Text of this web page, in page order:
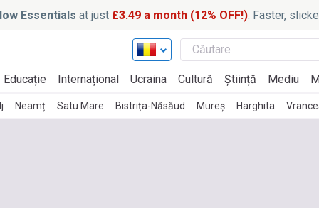
Essentials at just £3.49 a month (12% OFF!). Faster,
Educație Internațional Ucraina Cultură Știință Mediu
Neamț Satu Mare Bistrița-Năsăud Mureș Harghita